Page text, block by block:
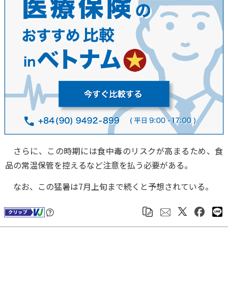
さらに、この時期には食中毒のリスクが高まるため、食
品の常温保管を控えるなど注意を払う必要がある。
なお、この猛暑は7月上旬まで続くと予想されている。